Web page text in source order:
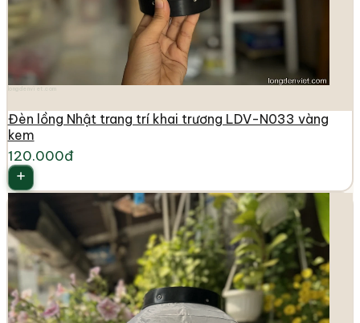
Đèn lồng Nhật trang trí khai trương LDV-N033 vàng
kem
120.000đ